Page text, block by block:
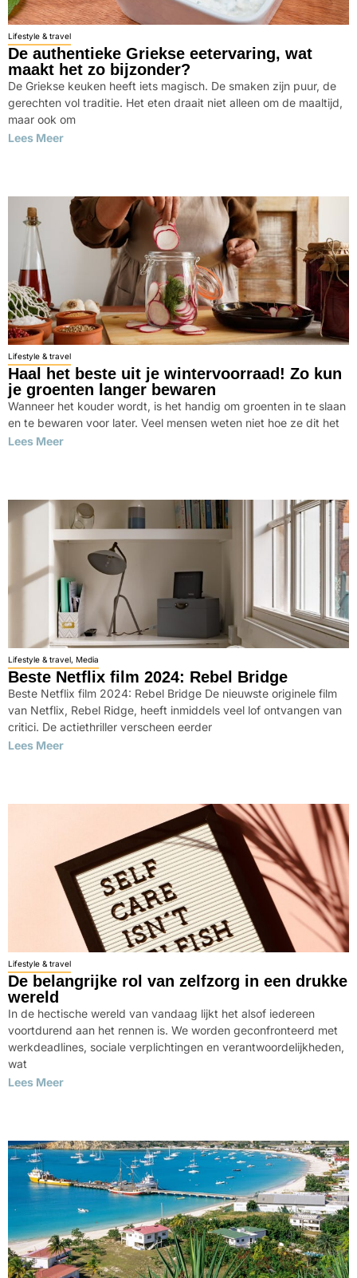
Lifestyle & travel
De authentieke Griekse eetervaring, wat
maakt het zo bijzonder?
De Griekse keuken heeft iets magisch. De smaken zijn puur, de
gerechten vol traditie. Het eten draait niet alleen om de maaltijd,
maar ook om
Lees Meer
Lifestyle & travel
Haal het beste uit je wintervoorraad! Zo kun
je groenten langer bewaren
Wanneer het kouder wordt, is het handig om groenten in te slaan
en te bewaren voor later. Veel mensen weten niet hoe ze dit het
Lees Meer
Lifestyle & travel, Media
Beste Netflix film 2024: Rebel Bridge​
Beste Netflix film 2024: Rebel Bridge De nieuwste originele film
van Netflix, Rebel Ridge, heeft inmiddels veel lof ontvangen van
critici. De actiethriller verscheen eerder
Lees Meer
Lifestyle & travel
De belangrijke rol van zelfzorg in een drukke
wereld
In de hectische wereld van vandaag lijkt het alsof iedereen
voortdurend aan het rennen is. We worden geconfronteerd met
werkdeadlines, sociale verplichtingen en verantwoordelijkheden,
wat
Lees Meer